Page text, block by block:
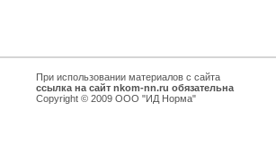
При использовании материалов с сайта
ссылка на сайт nkom-nn.ru обязательна
Copyright © 2009 ООО "ИД Норма"